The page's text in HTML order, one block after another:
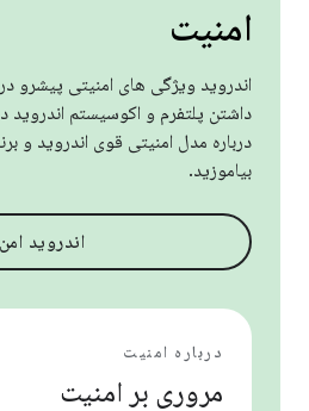
امنیت
اندروید ویژگی های امنیتی پیشرو
داشتن پلتفرم و اکوسیستم
درباره مدل امنیتی قوی اندروید و
بیاموزید.
اندروید امن
درباره امنیت
مروری بر امنیت